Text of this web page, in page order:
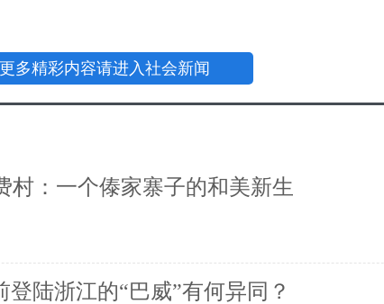
更多精彩内容请进入社会新闻
村：一个傣家寨子的和美新生
登陆浙江的“巴威”有何异同？